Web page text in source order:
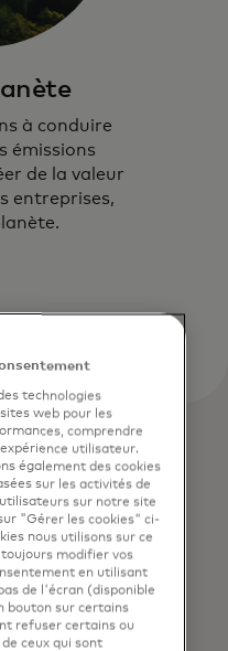
à conduire
émissions
de la valeur
entreprises,
technologies
web pour les
comprendre
utilisateur.
également des cookies
sur les activités de
sur notre site
"Gérer les cookies" ci-
nous utilisons sur ce
modifier vos
en utilisant
de l'écran (disponible
bouton sur certains
refuser certains ou
ceux qui sont